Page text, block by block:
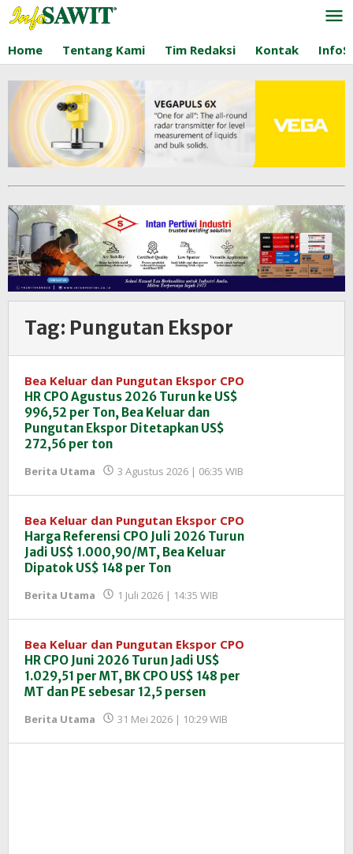
Lewati
ke
konten
Home Tentang Kami Tim Redaksi Kontak
Tag: Pungutan Ekspor
Bea Keluar dan Pungutan Ekspor CPO
HR CPO Agustus 2026 Turun ke US$
996,52 per Ton, Bea Keluar dan
Pungutan Ekspor Ditetapkan US$
272,56 per ton
Berita Utama 3 Agustus 2026 | 06:35 WIB
InfoSAWIT
Bea Keluar dan Pungutan Ekspor CPO
Harga Referensi CPO Juli 2026 Turun
Jadi US$ 1.000,90/MT, Bea Keluar
Dipatok US$ 148 per Ton
Berita Utama 1 Juli 2026 | 14:35 WIB
InfoSAWIT
Bea Keluar dan Pungutan Ekspor CPO
HR CPO Juni 2026 Turun Jadi US$
1.029,51 per MT, BK CPO US$ 148 per
MT dan PE sebesar 12,5 persen
Berita Utama 31 Mei 2026 | 10:29 WIB
InfoSAWIT